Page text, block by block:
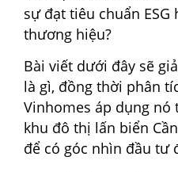
sự đạt tiêu chuẩn
thương hiệu?
Bài viết dưới đây sẽ
là gì, đồng thời phân
Vinhomes áp dụng
khu đô thị lấn biển
để có góc nhìn đầu tư